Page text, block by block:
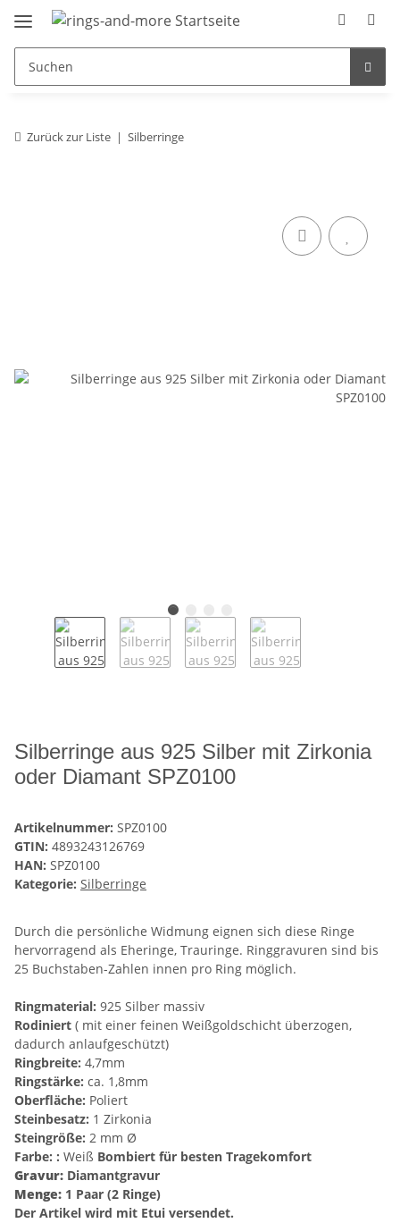
Zurück zur Liste Silberringe
Silberringe aus 925 Silber mit Zirkonia
oder Diamant SPZ0100
Artikelnummer: SPZ0100
GTIN: 4893243126769
HAN: SPZ0100
Kategorie: Silberringe
Durch die persönliche Widmung eignen sich diese Ringe
hervorragend als Eheringe, Trauringe. Ringgravuren sind bis
25 Buchstaben-Zahlen innen pro Ring möglich.
Ringmaterial: 925 Silber massiv
Rodiniert ( mit einer feinen Weißgoldschicht überzogen,
dadurch anlaufgeschützt)
Ringbreite: 4,7mm
Ringstärke: ca. 1,8mm
Oberfläche: Poliert
Steinbesatz: 1 Zirkonia
Steingröße: 2 mm Ø
Farbe: : Weiß Bombiert für besten Tragekomfort
Gravur: Diamantgravur
Menge: 1 Paar (2 Ringe)
Der Artikel wird mit Etui versendet.